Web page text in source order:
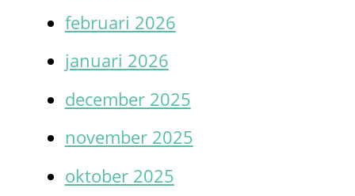
februari 2026
januari 2026
december 2025
november 2025
oktober 2025